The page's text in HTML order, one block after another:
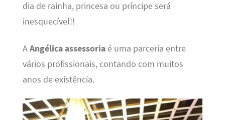
dia de rainha, princesa ou príncipe será
inesquecível!!
AAngélica assessoriaé uma parceria entre
vários profissionais, contando com muitos
anos de existência.